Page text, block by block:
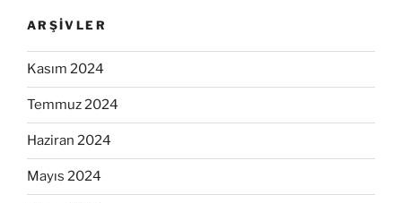
ARŞIVLER
Kasım 2024
Temmuz 2024
Haziran 2024
Mayıs 2024